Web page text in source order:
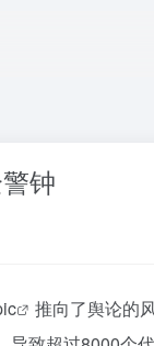
钟
推向了舆论的